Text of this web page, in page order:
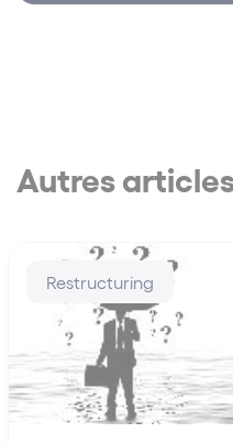
Autres
Restructuring